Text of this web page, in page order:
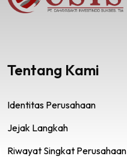
Tentang Kami
Identitas Perusahaan
Jejak Langkah
Riwayat Singkat Perusahaan